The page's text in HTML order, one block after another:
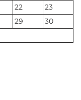
22
23
29
30